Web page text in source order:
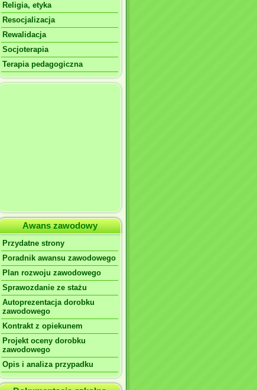
Religia, etyka
Resocjalizacja
Rewalidacja
Socjoterapia
Terapia pedagogiczna
Awans zawodowy
Przydatne strony
Poradnik awansu zawodowego
Plan rozwoju zawodowego
Sprawozdanie ze stażu
Autoprezentacja dorobku
zawodowego
Kontrakt z opiekunem
Projekt oceny dorobku
zawodowego
Opis i analiza przypadku